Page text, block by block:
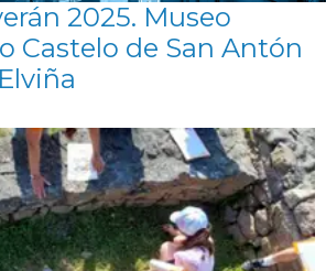
2025. Museo
Castelo de San Antón